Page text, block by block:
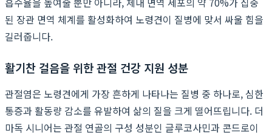
된 장관 면역 체계를 활성화하여 노령견이 질병에 맞서 싸울 힘을
길러줍니다.
활기찬 걸음을 위한 관절 건강 지원 성분
관절염은 노령견에게 가장 흔하게 나타나는 질병 중 하나로, 심한
통증과 활동량 감소를 유발하여 삶의 질을 크게 떨어뜨립니다. 더
마독 시니어는 관절 연골의 구성 성분인 글루코사민과 콘드로이